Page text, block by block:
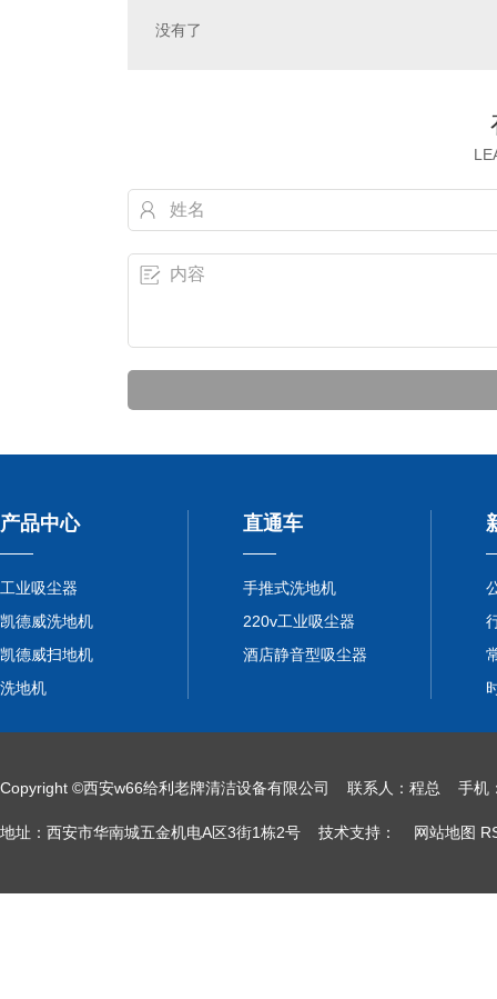
没有了
产品中心
工业吸尘器
凯德威洗地机
凯德威扫地机
洗地机
直通车
手推式洗地机
220v工业吸尘器
酒店静音型吸尘器
Copyright ©西安w66给利老牌清洁设备有限公司 联系人：程总
地址：西安市华南城五金机电A区3街1栋2号 技术支持： 网站地图